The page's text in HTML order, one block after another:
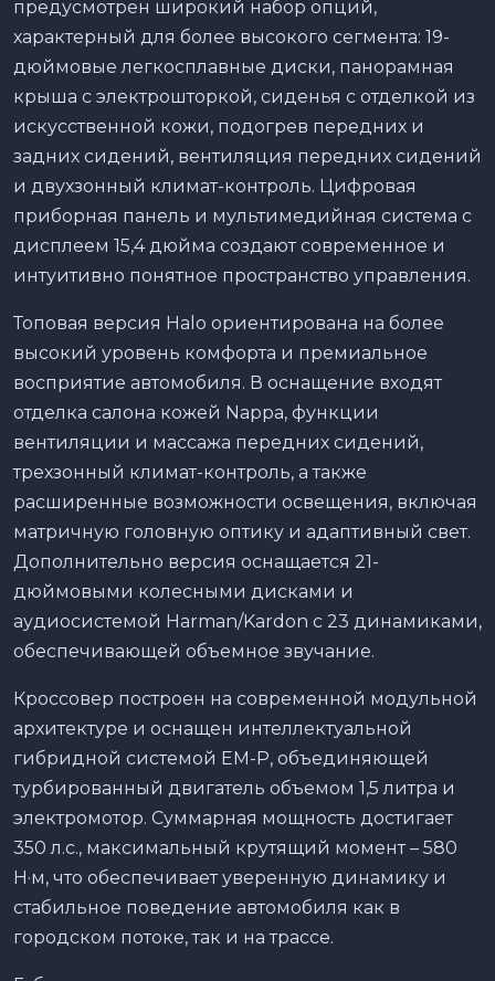
предусмотрен широкий набор опций,
характерный для более высокого сегмента: 19-
дюймовые легкосплавные диски, панорамная
крыша с электрошторкой, сиденья с отделкой из
искусственной кожи, подогрев передних и
задних сидений, вентиляция передних сидений
и двухзонный климат-контроль. Цифровая
приборная панель и мультимедийная система с
дисплеем 15,4 дюйма создают современное и
интуитивно понятное пространство управления.
Топовая версия Halo ориентирована на более
высокий уровень комфорта и премиальное
восприятие автомобиля. В оснащение входят
отделка салона кожей Nappa, функции
вентиляции и массажа передних сидений,
трехзонный климат-контроль, а также
расширенные возможности освещения, включая
матричную головную оптику и адаптивный свет.
Дополнительно версия оснащается 21-
дюймовыми колесными дисками и
аудиосистемой Harman/Kardon с 23 динамиками,
обеспечивающей объемное звучание.
Кроссовер построен на современной модульной
архитектуре и оснащен интеллектуальной
гибридной системой EM-P, объединяющей
турбированный двигатель объемом 1,5 литра и
электромотор. Суммарная мощность достигает
350 л.с., максимальный крутящий момент – 580
Н·м, что обеспечивает уверенную динамику и
стабильное поведение автомобиля как в
городском потоке, так и на трассе.